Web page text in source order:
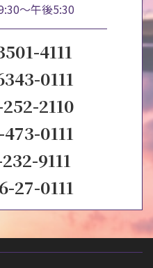
～午後5:30
4111
0111
2110
0111
9111
27-0111